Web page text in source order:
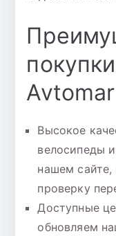
Высокое
велосипеды
нашем сайте,
проверку
Доступные
обновляем